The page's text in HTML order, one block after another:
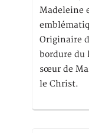
Madeleine
Originaire
bordure du
sœur de
le Christ.